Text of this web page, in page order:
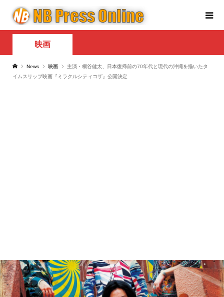
映画
News 映画
主演・桐谷健太、日本復帰前の70年代と現代の沖縄を描いたタ
イムスリップ映画『ミラクルシティコザ』公開決定